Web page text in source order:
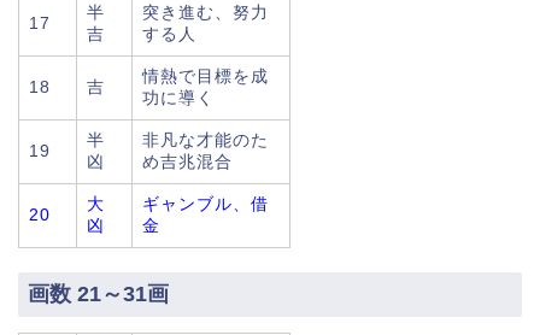
17
半
吉
突き進む、努力
する人
18 吉
情熱で目標を成
功に導く
19
半
凶
非凡な才能のた
め吉兆混合
20
大
凶
ギャンブル、借
金
画数 21～31画